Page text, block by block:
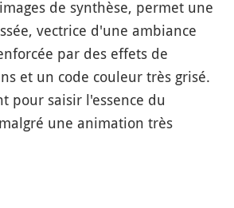
de synthèse, permet une
vectrice d'une ambiance
par des effets de
et un code couleur très grisé.
pour saisir l'essence du
une animation très